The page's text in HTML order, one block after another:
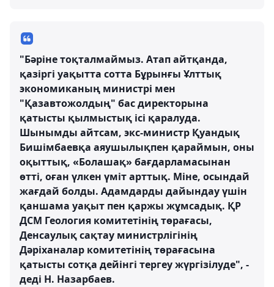
"Бәріне тоқталмаймыз. Атап айтқанда,
қазіргі уақытта сотта Бұрынғы Ұлттық
экономиканың министрі мен
"Қазавтожолдың" бас директорына
қатысты қылмыстық ісі қаралуда.
Шынымды айтсам, экс-министр Қуандық
Бишімбаевқа аяушылықпен қараймын, оны
оқыттық, «Болашақ» бағдарламасынан
өттi, оған үлкен үміт арттық. Міне, осындай
жағдай болды. Адамдарды дайындау үшін
қаншама уақыт пен қаржы жұмсадық. ҚР
ДСМ Геология комитетінің төрағасы,
Денсаулық сақтау министрлігінің
Дәріханалар комитетінің төрағасына
қатысты сотқа дейінгі тергеу жүргізілуде", -
деді Н. Назарбаев.